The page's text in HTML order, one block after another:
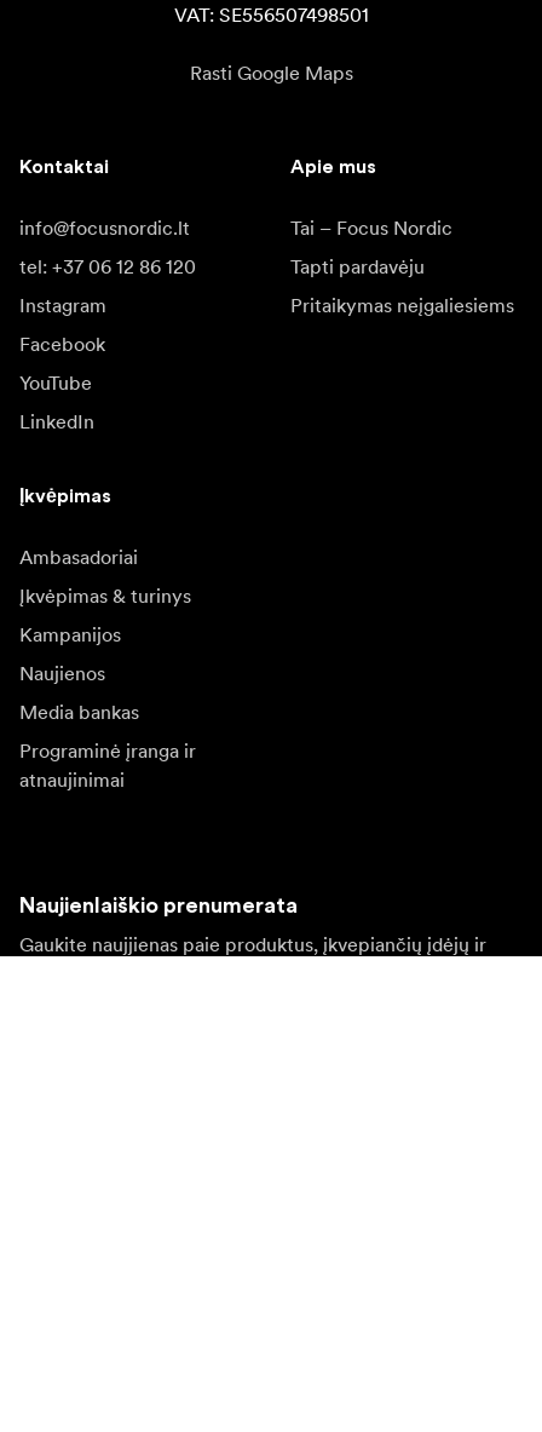
VAT: SE556507498501
Rasti Google Maps
Kontaktai
info@focusnordic.lt
tel: +37 06 12 86 120
Instagram
Facebook
YouTube
LinkedIn
Apie mus
Tai – Focus Nordic
Tapti pardavėju
Pritaikymas neįgaliesiems
Įkvėpimas
Ambasadoriai
Įkvėpimas & turinys
Kampanijos
Naujienos
Media bankas
Programinė įranga ir
atnaujinimai
Naujienlaiškio prenumerata
Gaukite naujjienas paie produktus, įkvepiančių įdėjų ir